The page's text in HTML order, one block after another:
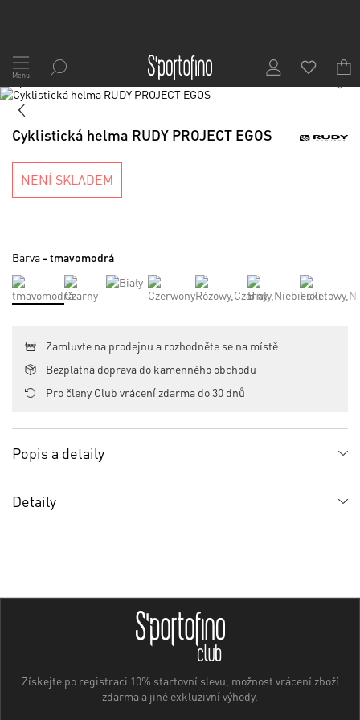
Přejít
na
obsah
Menu
Skip
end
images
gallery
1/5
Skip
the
images
Cyklistická helma RUDY PROJECT EGOS
NENÍ SKLADEM
Barva - tmavomodrá
Zamluvte na prodejnu a rozhodněte se na místě
Bezplatná doprava do kamenného obchodu
Pro členy Club vrácení zdarma do 30 dnů
Popis a detaily
Detaily
Získejte po registraci 10% startovní slevu, možnost vrácení zboží
zdarma a jiné exkluzivní výhody.